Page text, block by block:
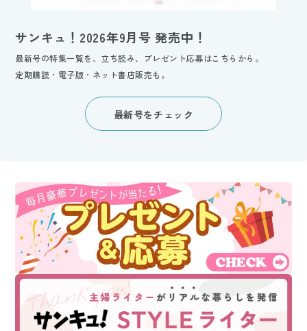
サンキュ！2026年9月号 発売中！
最新号の特集一覧を、立ち読み、プレゼント応募はこちらから。
定期購読・電子版・ネット書店販売も。
最新号をチェック